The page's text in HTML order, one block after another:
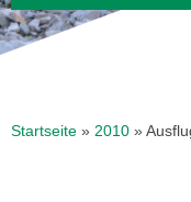
Startseite » 2010 »